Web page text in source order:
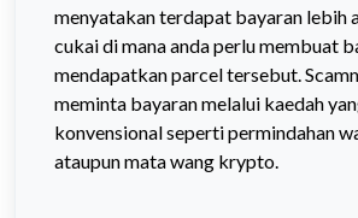
menyatakan terdapat bayaran lebih
cukai di mana anda perlu membuat
mendapatkan parcel tersebut.
meminta bayaran melalui kaedah
konvensionalseperti permindahan
ataupun mata wang krypto.